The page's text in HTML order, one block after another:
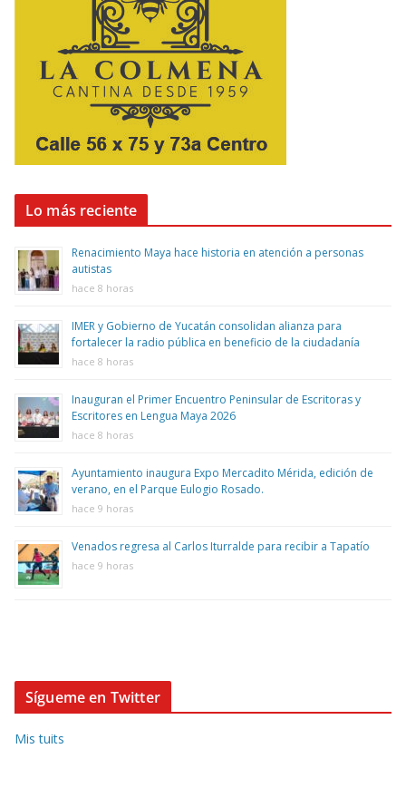
Lo más reciente
Renacimiento Maya hace historia en atención a personas
autistas
hace 8 horas
IMER y Gobierno de Yucatán consolidan alianza para
fortalecer la radio pública en beneficio de la ciudadanía
hace 8 horas
Inauguran el Primer Encuentro Peninsular de Escritoras y
Escritores en Lengua Maya 2026
hace 8 horas
Ayuntamiento inaugura Expo Mercadito Mérida, edición de
verano, en el Parque Eulogio Rosado.
hace 9 horas
Venados regresa al Carlos Iturralde para recibir a Tapatío
hace 9 horas
Sígueme en Twitter
Mis tuits